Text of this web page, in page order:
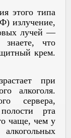
этого типа
излучение,
лучей —
что
крем.
при
алкоголя.
сервера,
рта
чаще, чем у